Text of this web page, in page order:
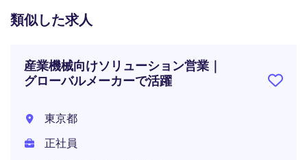
類似した求人
産業機械向けソリューション営業｜
グローバルメーカーで活躍
東京都
正社員